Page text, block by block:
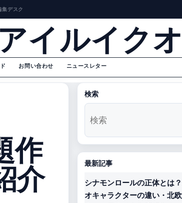
集デスク
イルイク
お問い合わせ ニュースレター
作
介
検索
最新記事
シナモンロールの正体とは
オキャラクターの違い・北